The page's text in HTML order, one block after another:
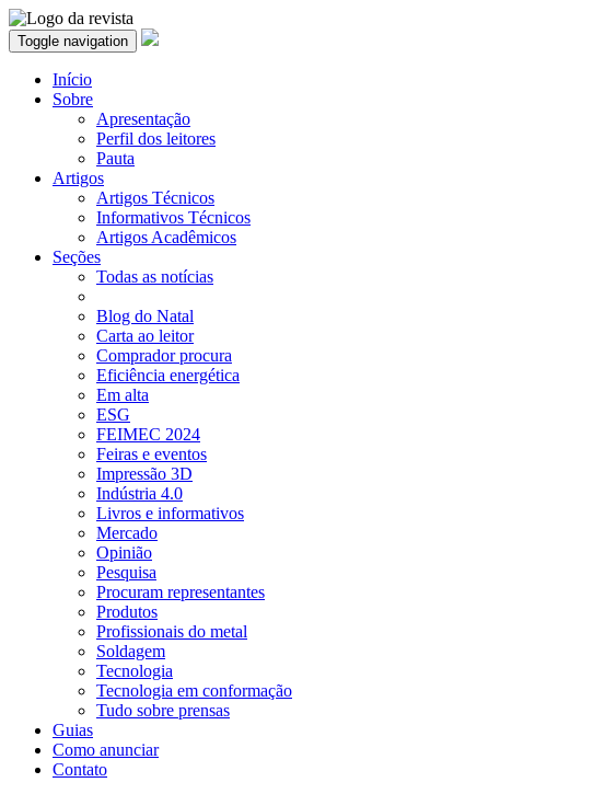
Toggle navigation
Início
Sobre
Apresentação
Perfil dos leitores
Pauta
Artigos
Artigos Técnicos
Informativos Técnicos
Artigos Acadêmicos
Seções
Todas as notícias
Blog do Natal
Carta ao leitor
Comprador procura
Eficiência energética
Em alta
ESG
FEIMEC 2024
Feiras e eventos
Impressão 3D
Indústria 4.0
Livros e informativos
Mercado
Opinião
Pesquisa
Procuram representantes
Produtos
Profissionais do metal
Soldagem
Tecnologia
Tecnologia em conformação
Tudo sobre prensas
Guias
Como anunciar
Contato